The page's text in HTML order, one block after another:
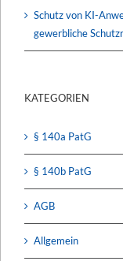
Schutz von KI-
gewerbliche
KATEGORIEN
§ 140a PatG
§ 140b PatG
AGB
Allgemein